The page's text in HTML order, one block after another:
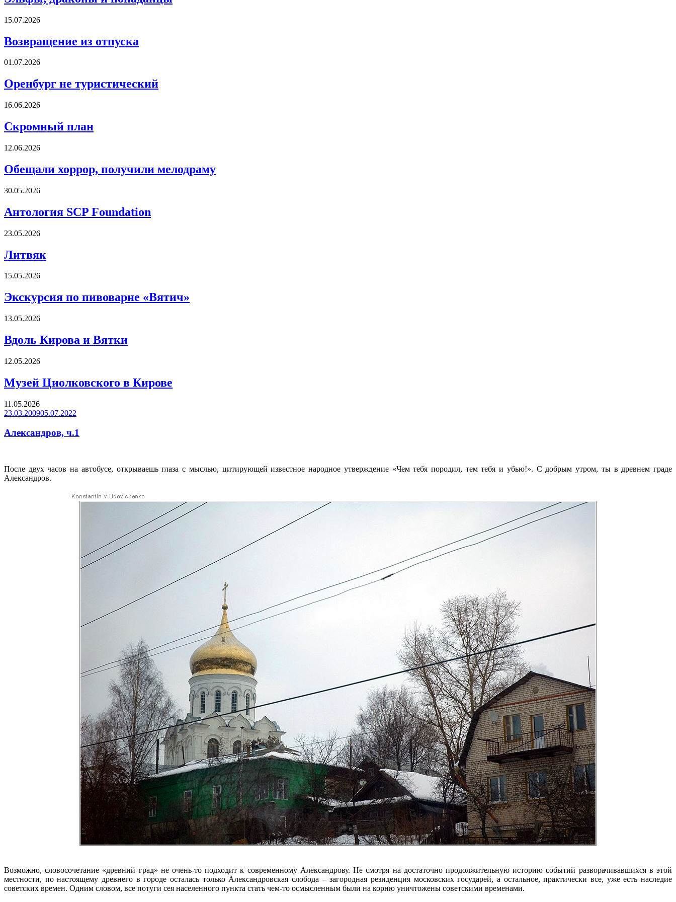
15.07.2026
Возвращение из отпуска
01.07.2026
Оренбург не туристический
16.06.2026
Скромный план
12.06.2026
Обещали хоррор, получили мелодраму
30.05.2026
Антология SCP Foundation
23.05.2026
Литвяк
15.05.2026
Экскурсия по пивоварне «Вятич»
13.05.2026
Вдоль Кирова и Вятки
12.05.2026
Музей Циолковского в Кирове
11.05.2026
Опубликовано
23.03.200905.07.2022
Александров, ч.1
После двух часов на автобусе, открываешь глаза с мыслью, цитирующей известное народное утверждение «Чем тебя породил, тем тебя и убью!». С добрым утром, ты в древнем граде
Александров.
Возможно, словосочетание «древний град» не очень-то подходит к современному Александрову. Не смотря на достаточно продолжительную историю событий разворачивавшихся в этой
местности, по настоящему древнего в городе осталась только Александровская слобода – загородная резиденция московских государей, а остальное, практически все, уже есть наследие
советских времен. Одним словом, все потуги сея населенного пункта стать чем-то осмысленным были на корню уничтожены советскими временами.